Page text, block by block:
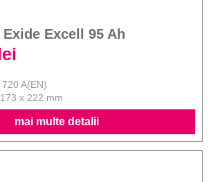
Excell 95 Ah
A(EN)
x 222 mm
mai multe detalii